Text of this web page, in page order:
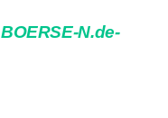
BOERSE-N.de-